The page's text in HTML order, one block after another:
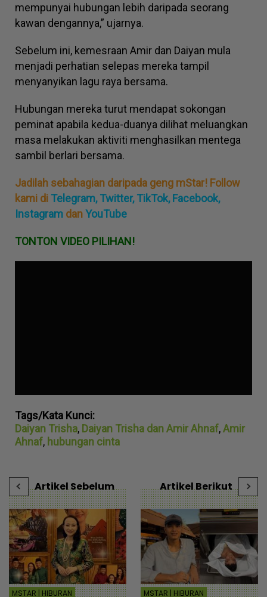
mempunyai hubungan lebih daripada seorang
kawan dengannya,” ujarnya.
Sebelum ini, kemesraan Amir dan Daiyan mula
menjadi perhatian selepas mereka tampil
menyanyikan lagu raya bersama.
Hubungan mereka turut mendapat sokongan
peminat apabila kedua-duanya dilihat meluangkan
masa melakukan aktiviti menghasilkan mentega
sambil berlari bersama.
Jadilah sebahagian daripada geng mStar! Follow
kami di Telegram, Twitter, TikTok, Facebook,
Instagram danYouTube
TONTON VIDEO PILIHAN!
Tags/Kata Kunci:
Daiyan Trisha, Daiyan Trisha dan Amir Ahnaf,Amir
Ahnaf, hubungan cinta
Artikel Sebelum
MSTAR | HIBURAN
Artikel Berikut
MSTAR | HIBURAN